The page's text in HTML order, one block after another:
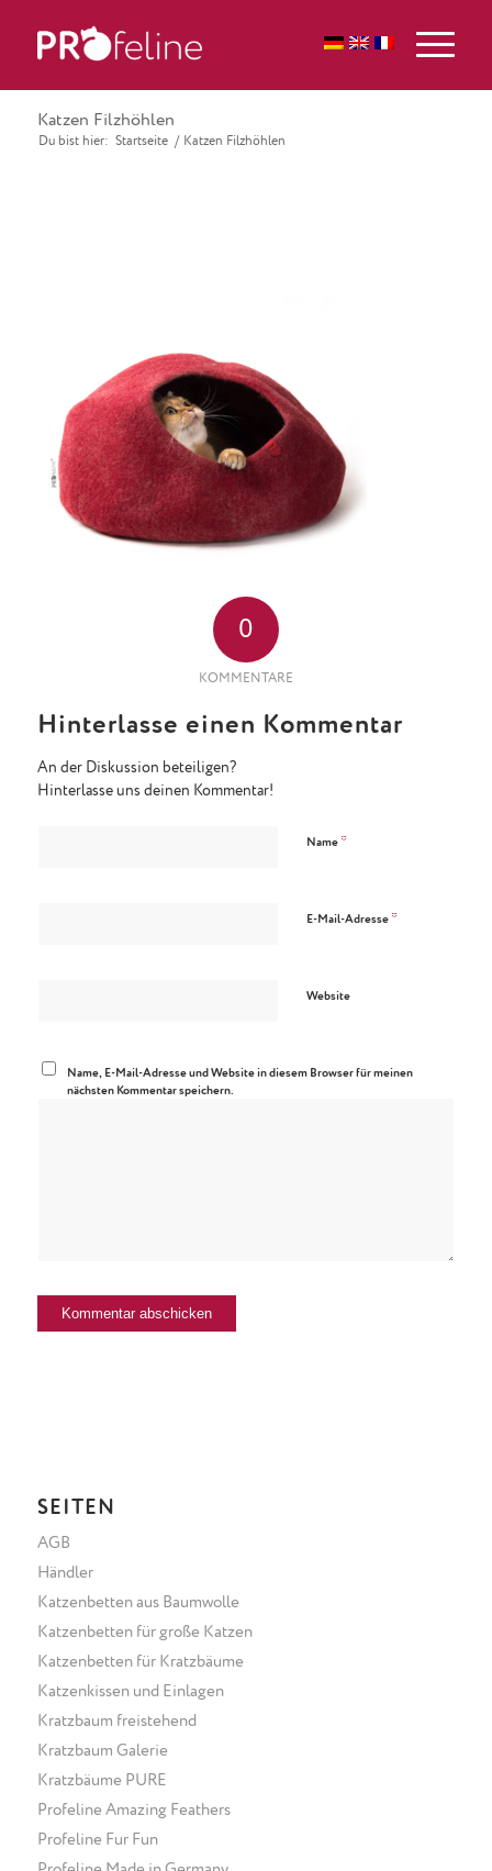
Katzen Filzhöhlen
Du bist hier: Startseite / Katzen Filzhöhlen
0
KOMMENTARE
Hinterlasse einen Kommentar
An der Diskussion beteiligen?
Hinterlasse uns deinen Kommentar!
Name *
E-Mail-Adresse *
Website
Name, E-Mail-Adresse und Website in diesem Browser für meinen
nächsten Kommentar speichern.
SEITEN
AGB
Händler
Katzenbetten aus Baumwolle
Katzenbetten für große Katzen
Katzenbetten für Kratzbäume
Katzenkissen und Einlagen
Kratzbaum freistehend
Kratzbaum Galerie
Kratzbäume PURE
Profeline Amazing Feathers
Profeline Fur Fun